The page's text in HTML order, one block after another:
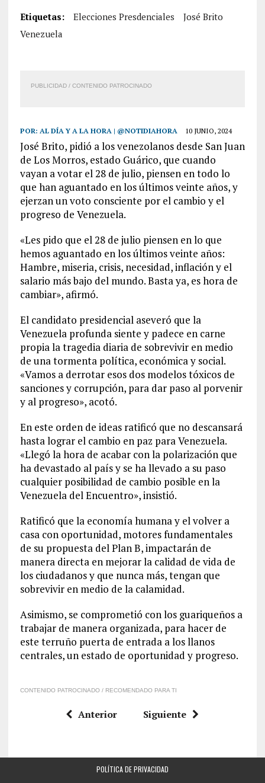
Etiquetas: Elecciones Presdenciales
José Brito
Venezuela
PUBLICIDAD / CONTENIDO PATROCINADO
POR: AL DÍA Y A LA HORA | @NOTIDIAHORA 10 JUNIO, 2024
José Brito, pidió a los venezolanos desde San Juan
de Los Morros, estado Guárico, que cuando
vayan a votar el 28 de julio, piensen en todo lo
que han aguantado en los últimos veinte años, y
ejerzan un voto consciente por el cambio y el
progreso de Venezuela.
«Les pido que el 28 de julio piensen en lo que
hemos aguantado en los últimos veinte años:
Hambre, miseria, crisis, necesidad, inflación y el
salario más bajo del mundo. Basta ya, es hora de
cambiar», afirmó.
El candidato presidencial aseveró que la
Venezuela profunda siente y padece en carne
propia la tragedia diaria de sobrevivir en medio
de una tormenta política, económica y social.
«Vamos a derrotar esos dos modelos tóxicos de
sanciones y corrupción, para dar paso al porvenir
y al progreso», acotó.
En este orden de ideas ratificó que no descansará
hasta lograr el cambio en paz para Venezuela.
«Llegó la hora de acabar con la polarización que
ha devastado al país y se ha llevado a su paso
cualquier posibilidad de cambio posible en la
Venezuela del Encuentro», insistió.
Ratificó que la economía humana y el volver a
casa con oportunidad, motores fundamentales
de su propuesta del Plan B, impactarán de
manera directa en mejorar la calidad de vida de
los ciudadanos y que nunca más, tengan que
sobrevivir en medio de la calamidad.
Asimismo, se comprometió con los guariqueños a
trabajar de manera organizada, para hacer de
este terruño puerta de entrada a los llanos
centrales, un estado de oportunidad y progreso.
CONTENIDO PATROCINADO / RECOMENDADO PARA TI
Anterior Siguiente
POLÍTICA DE PRIVACIDAD